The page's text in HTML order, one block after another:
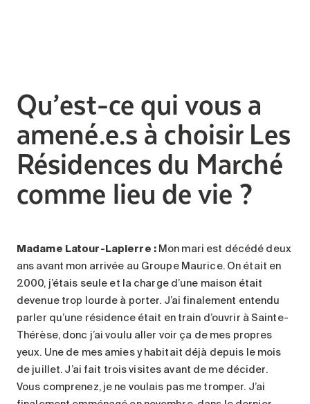
Qu’est-ce qui vous a
amené.e.s à choisir Les
Résidences du Marché
comme lieu de vie ?
Madame Latour-Lapierre :Mon mari est décédé deux
ans avant mon arrivée au Groupe Maurice. On était en
2000, j’étais seule et la charge d’une maison était
devenue trop lourde à porter. J’ai finalement entendu
parler qu’une résidence était en train d’ouvrir à Sainte-
Thérèse, donc j’ai voulu aller voir ça de mes propres
yeux. Une de mes amies y habitait déjà depuis le mois
de juillet. J’ai fait trois visites avant de me décider.
Vous comprenez, je ne voulais pas me tromper. J’ai